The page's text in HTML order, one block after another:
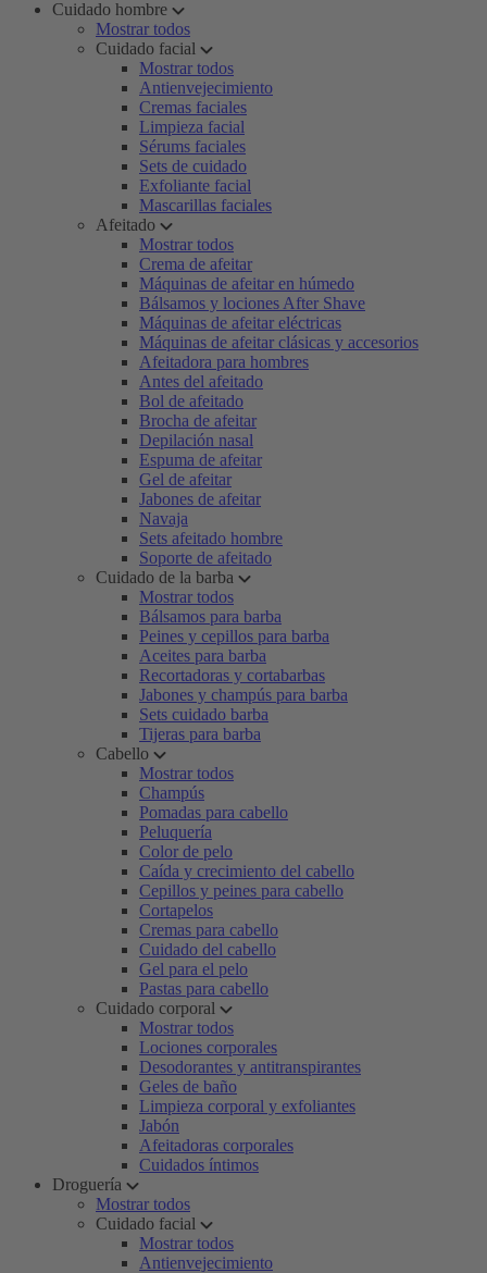
Cuidado hombre
Mostrar todos
Cuidado facial
Mostrar todos
Antienvejecimiento
Cremas faciales
Limpieza facial
Sérums faciales
Sets de cuidado
Exfoliante facial
Mascarillas faciales
Afeitado
Mostrar todos
Crema de afeitar
Máquinas de afeitar en húmedo
Bálsamos y lociones After Shave
Máquinas de afeitar eléctricas
Máquinas de afeitar clásicas y accesorios
Afeitadora para hombres
Antes del afeitado
Bol de afeitado
Brocha de afeitar
Depilación nasal
Espuma de afeitar
Gel de afeitar
Jabones de afeitar
Navaja
Sets afeitado hombre
Soporte de afeitado
Cuidado de la barba
Mostrar todos
Bálsamos para barba
Peines y cepillos para barba
Aceites para barba
Recortadoras y cortabarbas
Jabones y champús para barba
Sets cuidado barba
Tijeras para barba
Cabello
Mostrar todos
Champús
Pomadas para cabello
Peluquería
Color de pelo
Caída y crecimiento del cabello
Cepillos y peines para cabello
Cortapelos
Cremas para cabello
Cuidado del cabello
Gel para el pelo
Pastas para cabello
Cuidado corporal
Mostrar todos
Lociones corporales
Desodorantes y antitranspirantes
Geles de baño
Limpieza corporal y exfoliantes
Jabón
Afeitadoras corporales
Cuidados íntimos
Droguería
Mostrar todos
Cuidado facial
Mostrar todos
Antienvejecimiento